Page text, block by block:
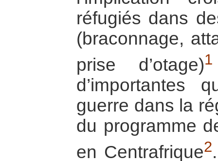
réfugiés dans
(braconnage,
prise d’otage)1
d’importantes
guerre dans la
du programme
en Centrafrique2